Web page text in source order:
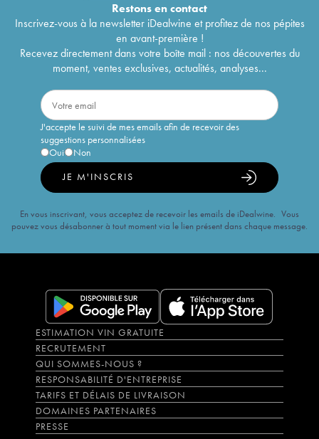
Restons encontact
Inscrivez-vous à la newsletter iDealwine et profitez de nos pépites
en avant-première !
Recevez directement dans votre boîte mail : nos découvertes du
moment, ventes exclusives, actualités, analyses...
J'accepte le suivi de mes emails afin de recevoir des
suggestions personnalisées
Oui
Non
JE M'INSCRIS
En vous inscrivant, vous acceptez de recevoir les emails de iDealwine. Vous
pouvez vous désabonner à tout moment via le lien présent dans chaque message.
ESTIMATION VIN GRATUITE
RECRUTEMENT
QUI SOMMES-NOUS ?
RESPONSABILITÉ D'ENTREPRISE
TARIFS ET DÉLAIS DE LIVRAISON
DOMAINES PARTENAIRES
PRESSE